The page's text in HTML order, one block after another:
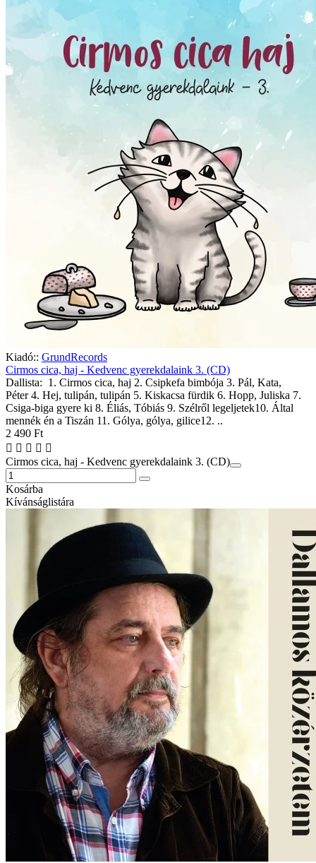
Kiadó:: GrundRecords
Cirmos cica, haj - Kedvenc gyerekdalaink 3. (CD)
Dallista: 1. Cirmos cica, haj 2. Csipkefa bimbója 3. Pál, Kata,
Péter 4. Hej, tulipán, tulipán 5. Kiskacsa fürdik 6. Hopp, Juliska 7.
Csiga-biga gyere ki 8. Éliás, Tóbiás 9. Szélről legeljetek10. Által
mennék én a Tiszán 11. Gólya, gólya, gilice12. ..
2 490 Ft
Cirmos cica, haj - Kedvenc gyerekdalaink 3. (CD)
Kosárba
Kívánságlistára